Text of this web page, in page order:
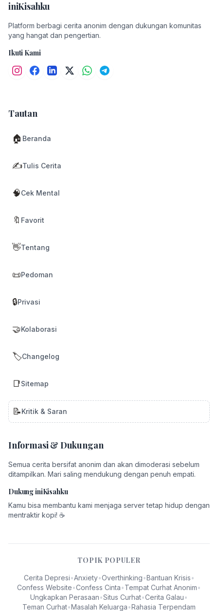
iniKisahku
Platform berbagi cerita anonim dengan dukungan komunitas
yang hangat dan pengertian.
Ikuti Kami
Tautan
🏠 Beranda
✍️Tulis Cerita
🧠Cek Mental
🔖 Favorit
👋Tentang
📜Pedoman
🔒Privasi
🤝Kolaborasi
🏷️Changelog
📑Sitemap
📝Kritik & Saran
Informasi & Dukungan
Semua cerita bersifat anonim dan akan dimoderasi sebelum
ditampilkan. Mari saling mendukung dengan penuh empati.
Dukung iniKisahku
Kamu bisa membantu kami menjaga server tetap hidup dengan
mentraktir kopi! ☕
TOPIK POPULER
Cerita Depresi•Anxiety•Overthinking•Bantuan Krisis•
Confess Website•Confess Cinta•Tempat Curhat Anonim•
Ungkapkan Perasaan•Situs Curhat•Cerita Galau•
Teman Curhat•Masalah Keluarga•Rahasia Terpendam